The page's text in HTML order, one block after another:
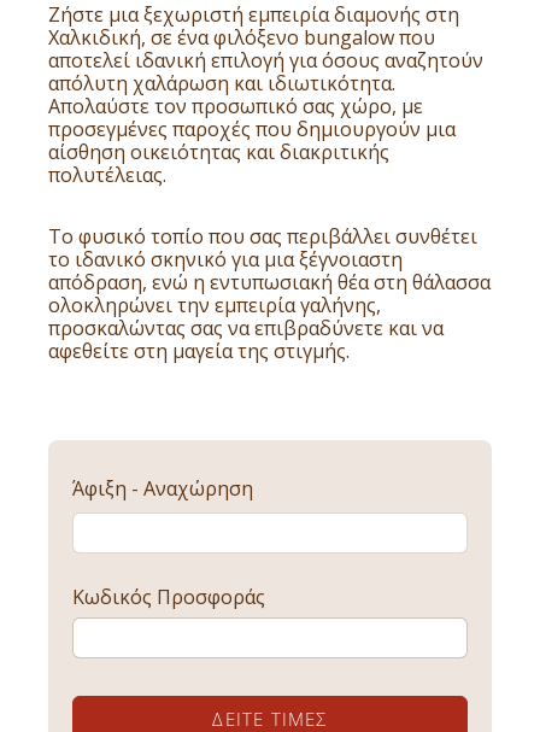
Ζήστε μια ξεχωριστή εμπειρία διαμονής στη
Χαλκιδική, σε ένα φιλόξενο bungalow που
αποτελεί ιδανική επιλογή για όσους αναζητούν
απόλυτη χαλάρωση και ιδιωτικότητα.
Απολαύστε τον προσωπικό σας χώρο, με
προσεγμένες παροχές που δημιουργούν μια
αίσθηση οικειότητας και διακριτικής
πολυτέλειας.
Το φυσικό τοπίο που σας περιβάλλει συνθέτει
το ιδανικό σκηνικό για μια ξέγνοιαστη
απόδραση, ενώ η εντυπωσιακή θέα στη θάλασσα
ολοκληρώνει την εμπειρία γαλήνης,
προσκαλώντας σας να επιβραδύνετε και να
αφεθείτε στη μαγεία της στιγμής.
Άφιξη - Αναχώρηση
Κωδικός Προσφοράς
ΔΕΊΤΕ ΤΙΜΈΣ